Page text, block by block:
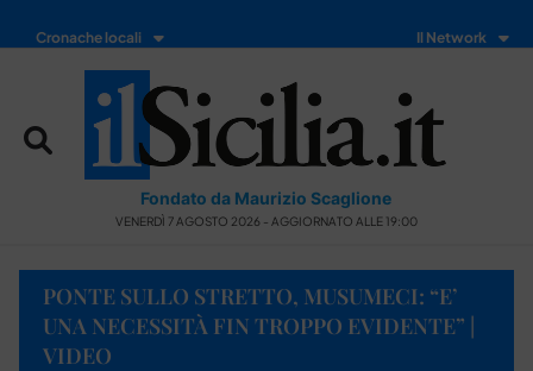
Cronache locali Il Network
Fondato da Maurizio Scaglione
VENERDÌ 7 AGOSTO 2026 - AGGIORNATO ALLE 19:00
PONTE SULLO STRETTO, MUSUMECI: “E’
UNA NECESSITÀ FIN TROPPO EVIDENTE” |
VIDEO